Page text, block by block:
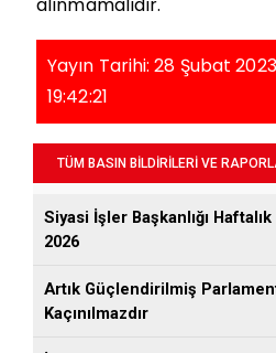
Yayın Tarihi: 28 Şubat
19:42:21
TÜM BASIN BİLDİRİLERİ VE
Siyasi İşler Başkanlığı
2026
Artık Güçlendirilmiş
Kaçınılmazdır